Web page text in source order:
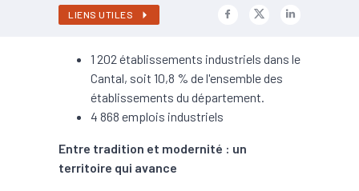
LIENS UTILES
1 202 établissements industriels dans le
Cantal, soit 10,8 % de l'ensemble des
établissements du département.
4 868 emplois industriels
Entre tradition et modernité : un
territoire qui avance